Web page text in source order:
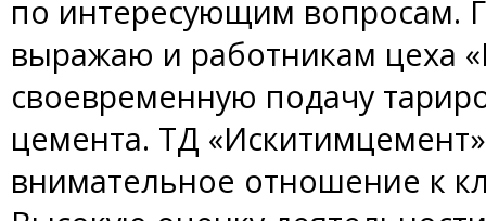
по интересующим вопросам.
выражаю и работникам цеха
своевременную подачу
цемента. ТД
внимательное отношение к